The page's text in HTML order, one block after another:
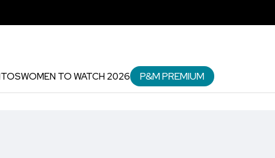
WOMEN TO WATCH 2026 P&M PREMIUM